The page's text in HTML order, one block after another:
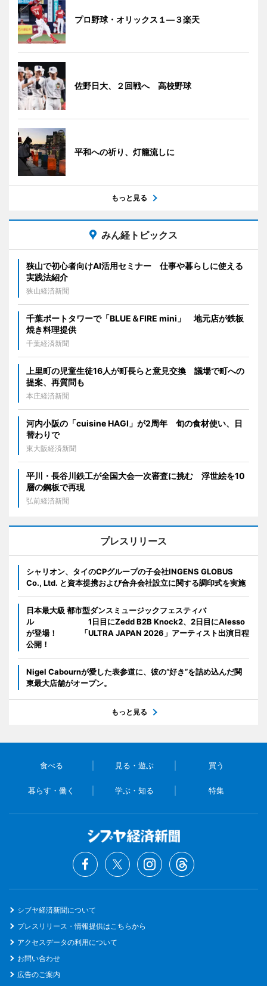
プロ野球・オリックス１―３楽天
佐野日大、２回戦へ 高校野球
平和への祈り、灯籠流しに
もっと見る
みん経トピックス
狭山で初心者向けAI活用セミナー 仕事や暮らしに使える
実践法紹介
狭山経済新聞
千葉ポートタワーで「BLUE＆FIRE mini」 地元店が鉄板
焼き料理提供
千葉経済新聞
上里町の児童生徒16人が町長らと意見交換 議場で町への
提案、再質問も
本庄経済新聞
河内小阪の「cuisine HAGI」が2周年 旬の食材使い、日
替わりで
東大阪経済新聞
平川・長谷川鉄工が全国大会一次審査に挑む 浮世絵を10
層の鋼板で再現
弘前経済新聞
プレスリリース
シャリオン、タイのCPグループの子会社INGENS GLOBUS
Co., Ltd. と資本提携および合弁会社設立に関する調印式を実施
日本最大級 都市型ダンスミュージックフェスティバ
ル 1日目にZedd B2B Knock2、2日目にAlesso
が登場！ 「ULTRA JAPAN 2026」アーティスト出演日程
公開！
Nigel Cabournが愛した表参道に、彼の“好き”を詰め込んだ関
東最大店舗がオープン。
もっと見る
食べる 見る・遊ぶ 買う
暮らす・働く 学ぶ・知る 特集
シブヤ経済新聞について
プレスリリース・情報提供はこちらから
アクセスデータの利用について
お問い合わせ
広告のご案内